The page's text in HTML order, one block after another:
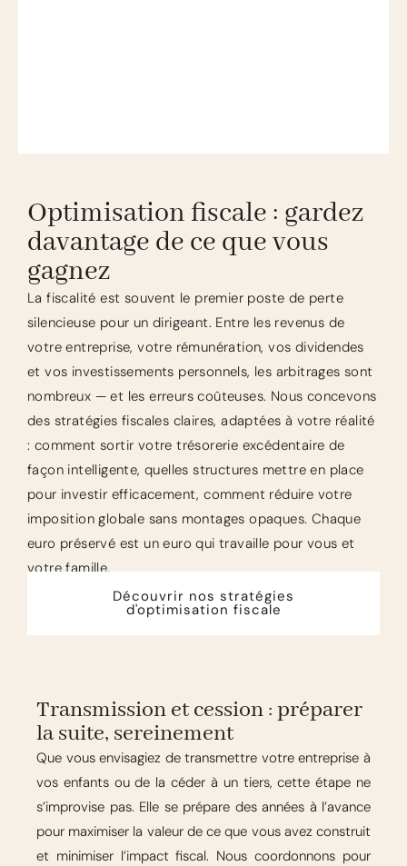
Optimisation fiscale : gardez
davantage de ce que vous
gagnez
La fiscalité est souvent le premier poste de perte
silencieuse pour un dirigeant. Entre les revenus de
votre entreprise, votre rémunération, vos dividendes
et vos investissements personnels, les arbitrages sont
nombreux — et les erreurs coûteuses. Nous concevons
des stratégies fiscales claires, adaptées à votre réalité
: comment sortir votre trésorerie excédentaire de
façon intelligente, quelles structures mettre en place
pour investir efficacement, comment réduire votre
imposition globale sans montages opaques. Chaque
euro préservé est un euro qui travaille pour vous et
votre famille.
Découvrir nos stratégies
d'optimisation fiscale
Transmission et cession : préparer
la suite, sereinement
Que vous envisagiez de transmettre votre entreprise à
vos enfants ou de la céder à un tiers, cette étape ne
s’improvise pas. Elle se prépare des années à l’avance
pour maximiser la valeur de ce que vous avez construit
et minimiser l’impact fiscal. Nous coordonnons pour